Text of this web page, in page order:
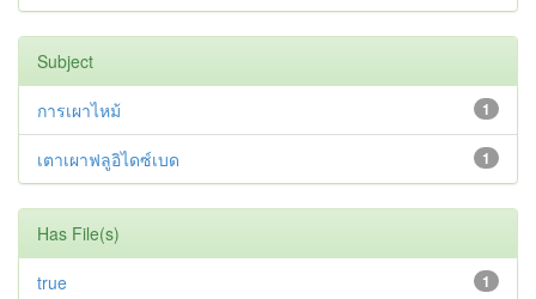
Subject
1
การเผาไหม้
1
เตาเผาฟลูอิไดซ์เบด
Has File(s)
1
true